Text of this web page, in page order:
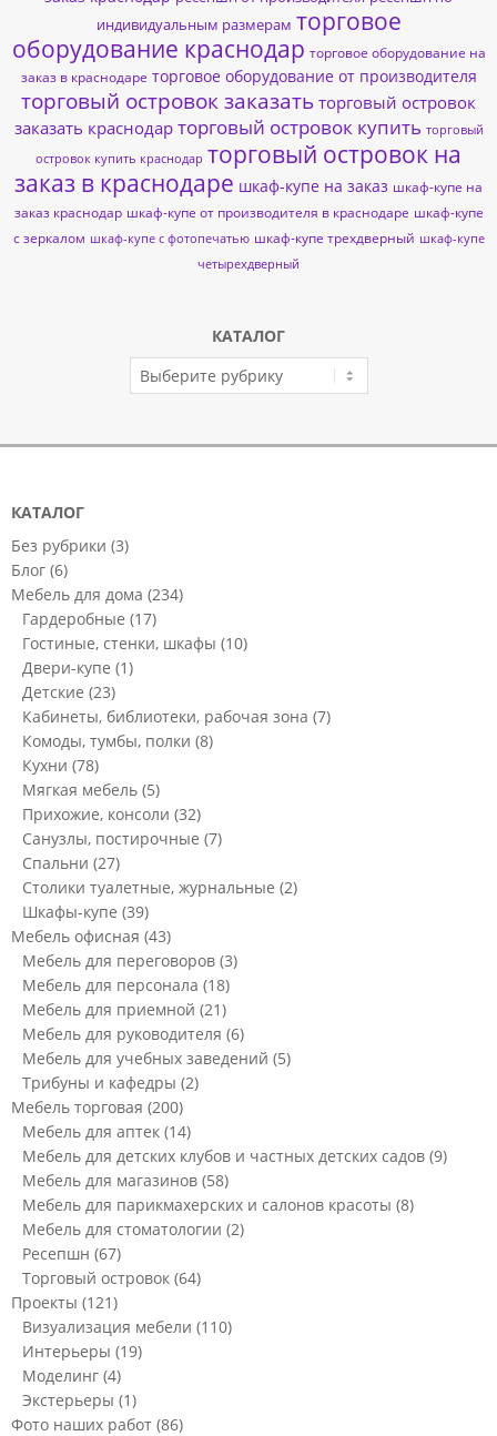
индивидуальным размерам торговое
оборудование краснодар торговое оборудование на
заказ в краснодаре торговое оборудование от производителя
торговый островок заказать торговый островок
заказать краснодар торговый островок купить торговый
островок купить краснодар торговый островок на
заказ в краснодаре шкаф-купе на заказ шкаф-купе на
заказ краснодар шкаф-купе от производителя в краснодаре шкаф-купе
с зеркалом шкаф-купе с фотопечатью шкаф-купе трехдверный шкаф-купе
четырехдверный
КАТАЛОГ
КАТАЛОГ
КАТАЛОГ
Без рубрики (3)
Блог (6)
Мебель для дома (234)
Гардеробные (17)
Гостиные, стенки, шкафы (10)
Двери-купе (1)
Детские (23)
Кабинеты, библиотеки, рабочая зона (7)
Комоды, тумбы, полки (8)
Кухни (78)
Мягкая мебель (5)
Прихожие, консоли (32)
Санузлы, постирочные (7)
Спальни (27)
Столики туалетные, журнальные (2)
Шкафы-купе (39)
Мебель офисная (43)
Мебель для переговоров (3)
Мебель для персонала (18)
Мебель для приемной (21)
Мебель для руководителя (6)
Мебель для учебных заведений (5)
Трибуны и кафедры (2)
Мебель торговая (200)
Мебель для аптек (14)
Мебель для детских клубов и частных детских садов (9)
Мебель для магазинов (58)
Мебель для парикмахерских и салонов красоты (8)
Мебель для стоматологии (2)
Ресепшн (67)
Торговый островок (64)
Проекты (121)
Визуализация мебели (110)
Интерьеры (19)
Моделинг (4)
Экстерьеры (1)
Фото наших работ (86)